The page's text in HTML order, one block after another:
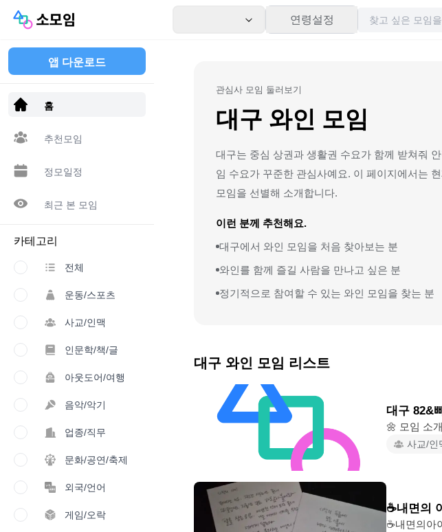
연령설정
앱 다운로드
홈
추천모임
정모일정
최근 본 모임
카테고리
전체
운동/스포츠
사교/인맥
인문학/책/글
아웃도어/여행
음악/악기
업종/직무
문화/공연/축제
외국/언어
게임/오락
관심사 모임 둘러보기
대구 와인 모임
대구는 중심 상권과 생활권 수요가 함께 받쳐줘
임 수요가 꾸준한 관심사예요. 이 페이지에서는
모임을 선별해 소개합니다.
이런 분께 추천해요.
대구에서 와인 모임을 처음 찾아보는 분
와인를 함께 즐길 사람을 만나고 싶은 분
정기적으로 참여할 수 있는 와인 모임을 찾는 분
대구 와인 모임 리스트
대구 82&
🌼 모임 소개 대구/경북 82 & 빠른83 친구들 모임입니다. 눈치 보지 않고 웃을 수
있는, 철들지 않아도 되는 친구 모임이에요😉 ⸻ 🌿 가입 조건은 단 하나! 82년사교/인
☕️내면의
☕️내면의아